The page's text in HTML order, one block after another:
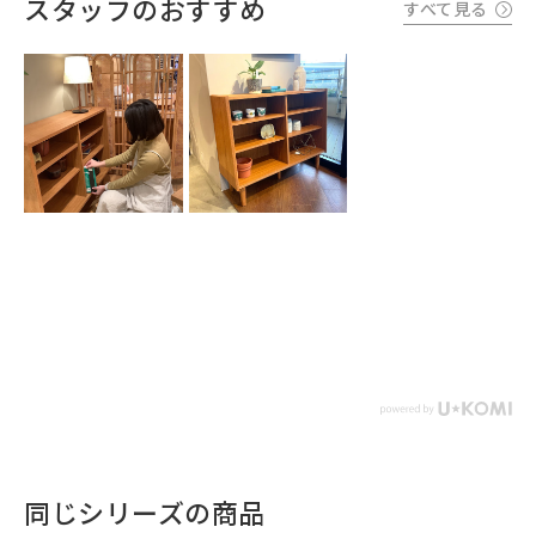
スタッフのおすすめ すべて見る
同じシリーズの商品